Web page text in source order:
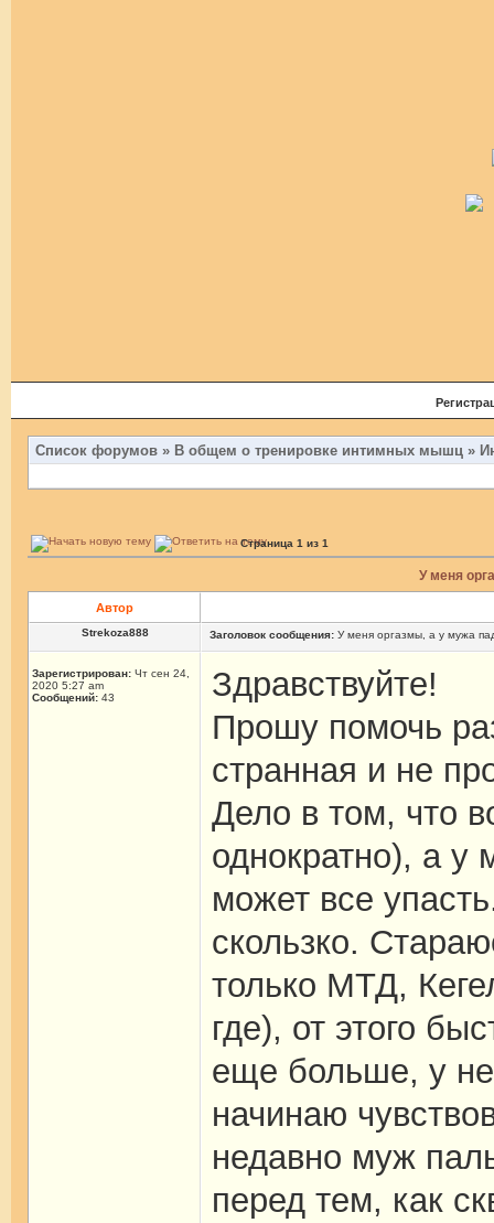
Список форумов » В общем о тренировке интимных мышц »
Страница 1 из 1
У меня
Автор
Strekoza888 Заголовок сообщения: У меня оргазмы, а у мужа
Зарегистрирован: Чт сен 24,
2020 5:27 am
Сообщений: 43
Здравствуйте!
Прошу помочь
странная и не
Дело в том, что
однократно), а у
может все
скользко.
только МТД,
где), от этого
еще больше, у
начинаю
недавно муж
перед тем, как